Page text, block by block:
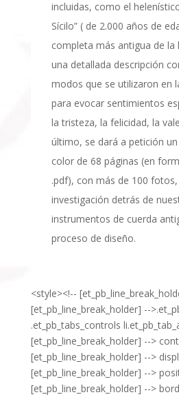
incluidas, como el
Sícilo” ( de 2.000 años de
completa más antigua de la
una detallada descripción
modos que se utilizaron en
para evocar sentimientos
la tristeza, la felicidad, la
último, se dará a petición
color de 68 páginas (en
.pdf), con más de 100
investigación detrás de
instrumentos de cuerda
proceso de diseño.
<style><!--
[et_pb_line_break_holder] --
.et_pb_tabs_controls
[et_pb_line_break_holder] -->
[et_pb_line_break_holder] -->
[et_pb_line_break_holder] -->
[et_pb_line_break_holder] -->